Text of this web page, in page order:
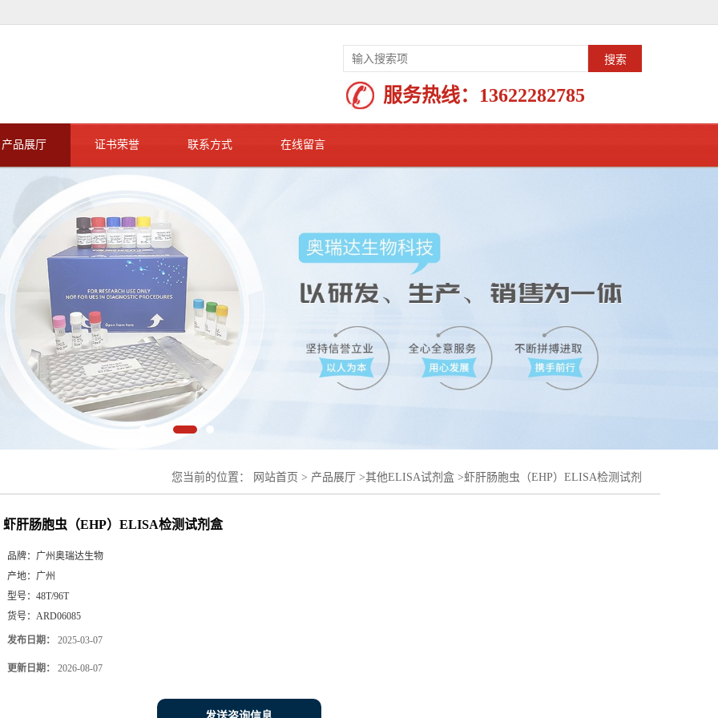
服务热线： 13622282785
产品展厅 证书荣誉 联系方式 在线留言
您当前的位置： 网站首页 > 产品展厅 >其他ELISA试剂盒 >虾肝肠胞虫（EHP）ELISA检测试剂
虾肝肠胞虫（EHP）ELISA检测试剂盒
品牌： 广州奥瑞达生物
产地： 广州
型号： 48T/96T
货号： ARD06085
发布日期： 2025-03-07
更新日期： 2026-08-07